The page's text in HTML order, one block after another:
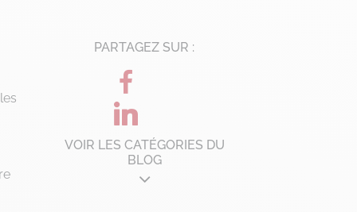
PARTAGEZ SUR :
VOIR LES CATÉGORIES DU
BLOG